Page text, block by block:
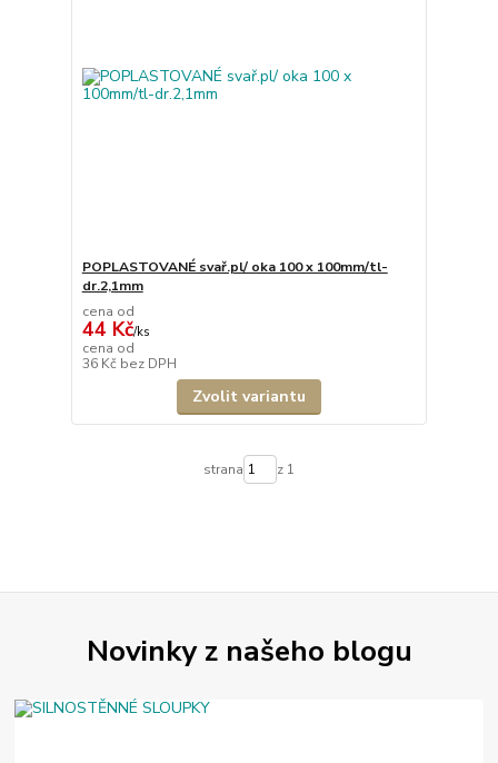
POPLASTOVANÉ svař.pl/ oka 100 x 100mm/tl-
dr.2,1mm
cena od
44 Kč/ks
cena od
36 Kč bez DPH
Zvolit variantu
strana z 1
Novinky z našeho blogu